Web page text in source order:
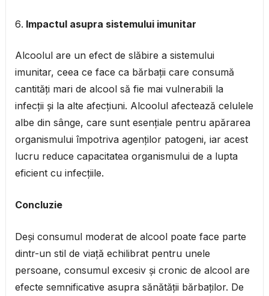
Impactul asupra sistemului imunitar
Alcoolul are un efect de slăbire a sistemului
imunitar, ceea ce face ca bărbații care consumă
cantități mari de alcool să fie mai vulnerabili la
infecții și la alte afecțiuni. Alcoolul afectează celulele
albe din sânge, care sunt esențiale pentru apărarea
organismului împotriva agenților patogeni, iar acest
lucru reduce capacitatea organismului de a lupta
eficient cu infecțiile.
Concluzie
Deși consumul moderat de alcool poate face parte
dintr-un stil de viață echilibrat pentru unele
persoane, consumul excesiv și cronic de alcool are
efecte semnificative asupra sănătății bărbaților. De